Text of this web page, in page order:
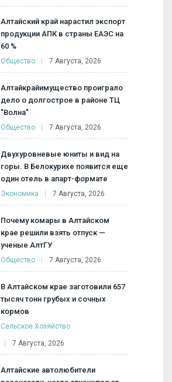
Алтайский край нарастил экспорт
продукции АПК в страны ЕАЭС на
60 %
Общество 7 Августа, 2026
Алтайкрайимущество проиграло
дело о долгострое в районе ТЦ
"Волна"
Общество 7 Августа, 2026
Двухуровневые юниты и вид на
горы. В Белокурихе появится еще
один отель в апарт-формате
Экономика 7 Августа, 2026
Почему комары в Алтайском
крае решили взять отпуск —
ученые АлтГУ
Общество 7 Августа, 2026
В Алтайском крае заготовили 657
тысяч тонн грубых и сочных
кормов
Сельское Хозяйство
7 Августа, 2026
Алтайские автолюбители